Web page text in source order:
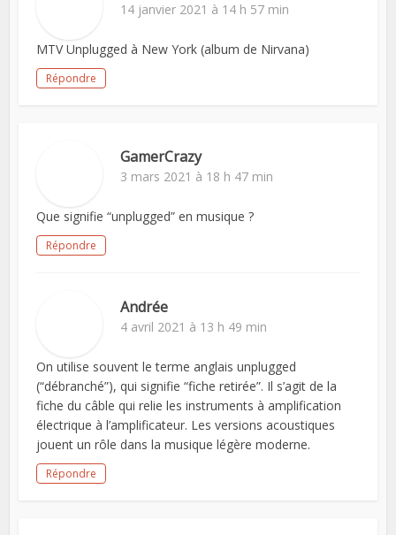
14 janvier 2021 à 14 h 57 min
MTV Unplugged à New York (album de Nirvana)
Répondre
GamerCrazy
3 mars 2021 à 18 h 47 min
Que signifie “unplugged” en musique ?
Répondre
Andrée
4 avril 2021 à 13 h 49 min
On utilise souvent le terme anglais unplugged
(“débranché”), qui signifie “fiche retirée”. Il s’agit de la
fiche du câble qui relie les instruments à amplification
électrique à l’amplificateur. Les versions acoustiques
jouent un rôle dans la musique légère moderne.
Répondre